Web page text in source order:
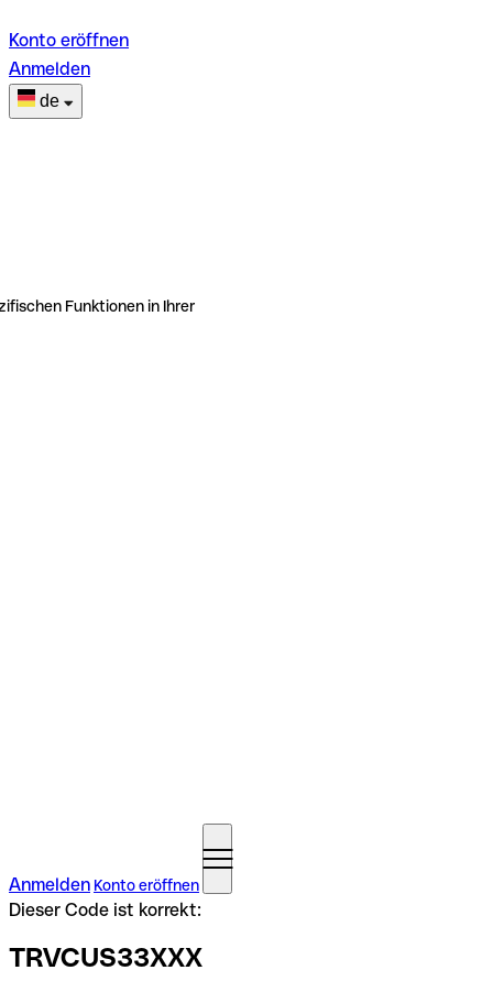
Konto eröffnen
Anmelden
de
Funktionen in Ihrer
Anmelden Konto eröffnen
Dieser Code ist korrekt:
TRVCUS33XXX